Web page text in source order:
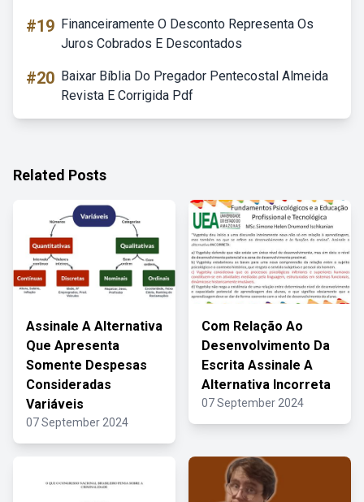
#19 Financeiramente O Desconto Representa Os
Juros Cobrados E Descontados
#20 Baixar Bíblia Do Pregador Pentecostal Almeida
Revista E Corrigida Pdf
Related Posts
Assinale A Alternativa
Que Apresenta
Somente Despesas
Consideradas
Variáveis
07 September 2024
Com Relação Ao
Desenvolvimento Da
Escrita Assinale A
Alternativa Incorreta
07 September 2024